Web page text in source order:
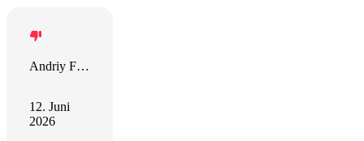
Andriy Fedin
12. Juni
2026